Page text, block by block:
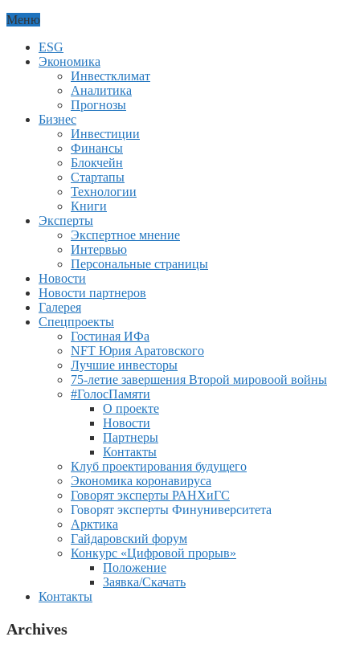
Меню
ESG
Экономика
Инвестклимат
Аналитика
Прогнозы
Бизнес
Инвестиции
Финансы
Блокчейн
Стартапы
Технологии
Книги
Эксперты
Экспертное мнение
Интервью
Персональные страницы
Новости
Новости партнеров
Галерея
Спецпроекты
Гостиная ИФа
NFT Юрия Аратовского
Лучшие инвесторы
75-летие завершения Второй мировоой войны
#ГолосПамяти
О проекте
Новости
Партнеры
Контакты
Клуб проектирования будущего
Экономика коронавируса
Говорят эксперты РАНХиГС
Говорят эксперты Финуниверситета
Арктика
Гайдаровский форум
Конкурс «Цифровой прорыв»
Положение
Заявка/Скачать
Контакты
Archives